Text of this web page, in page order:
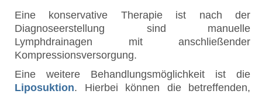
Eine konservative Therapie ist nach der
Diagnoseerstellung sind manuelle
Lymphdrainagen mit anschließender
Kompressionsversorgung.
Eine weitere Behandlungsmöglichkeit ist die
Liposuktion. Hierbei können die betreffenden,